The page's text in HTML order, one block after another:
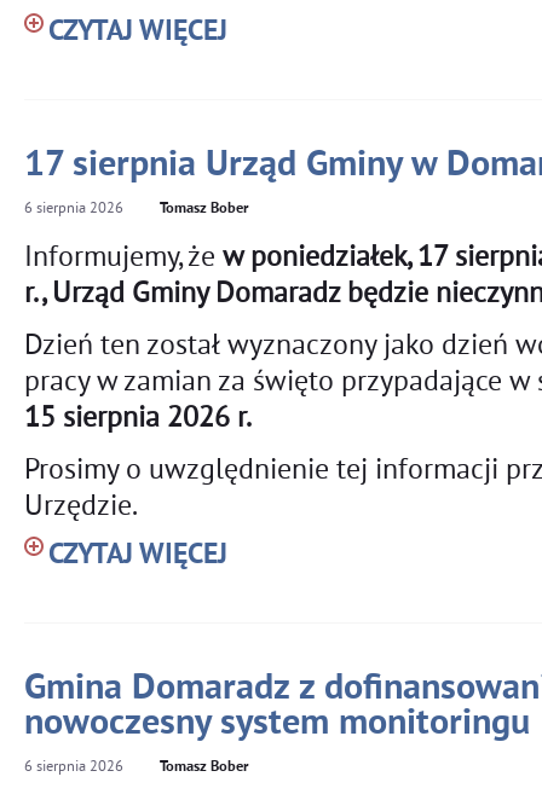
CZYTAJ WIĘCEJ
17 sierpnia Urząd Gminy w
6 sierpnia 2026 Tomasz Bober
Informujemy, że w poniedziałek, 17
r., Urząd Gminy Domaradz będzie
Dzień ten został wyznaczony jako dzień
pracy w zamian za święto przypadające w
15 sierpnia 2026 r.
Prosimy o uwzględnienie tej informacji
Urzędzie.
CZYTAJ WIĘCEJ
Gmina Domaradz z
nowoczesny system monitoringu
6 sierpnia 2026 Tomasz Bober